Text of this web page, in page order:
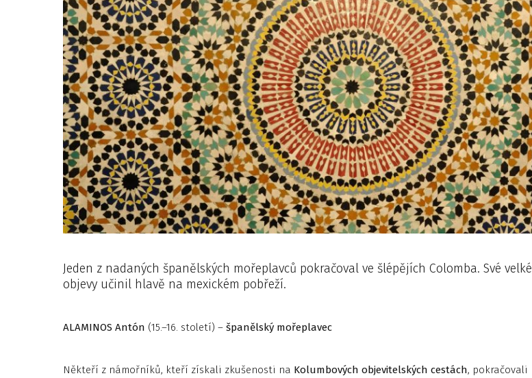
Jeden z nadaných španělských mořeplavců pokračoval ve šlépějích Colomba. Své velké
objevy učinil hlavě na mexickém pobřeží.
ALAMINOS Antón (15.–16. století) – španělský mořeplavec
Někteří z námořníků, kteří získali zkušenosti na Kolumbových objevitelských cestách, pokračovali